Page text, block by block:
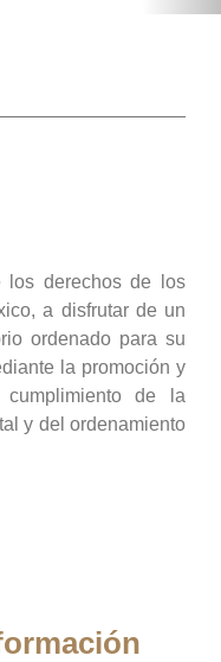
los derechos de los
a disfrutar de un
ordenado para su
la promoción y
de la
y del ordenamiento